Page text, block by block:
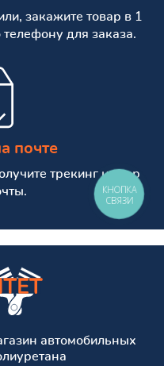
закажите товар в 1
для заказа.
почте
трекинг номер
автомобильных
КНОПКА
СВЯЗИ